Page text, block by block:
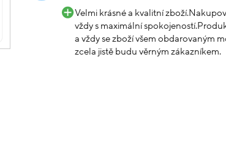
Velmi krásné a kvalitní
vždy s maximální
a vždy se zboží všem obdarovaným
zcela jistě budu věrným zákazníkem.